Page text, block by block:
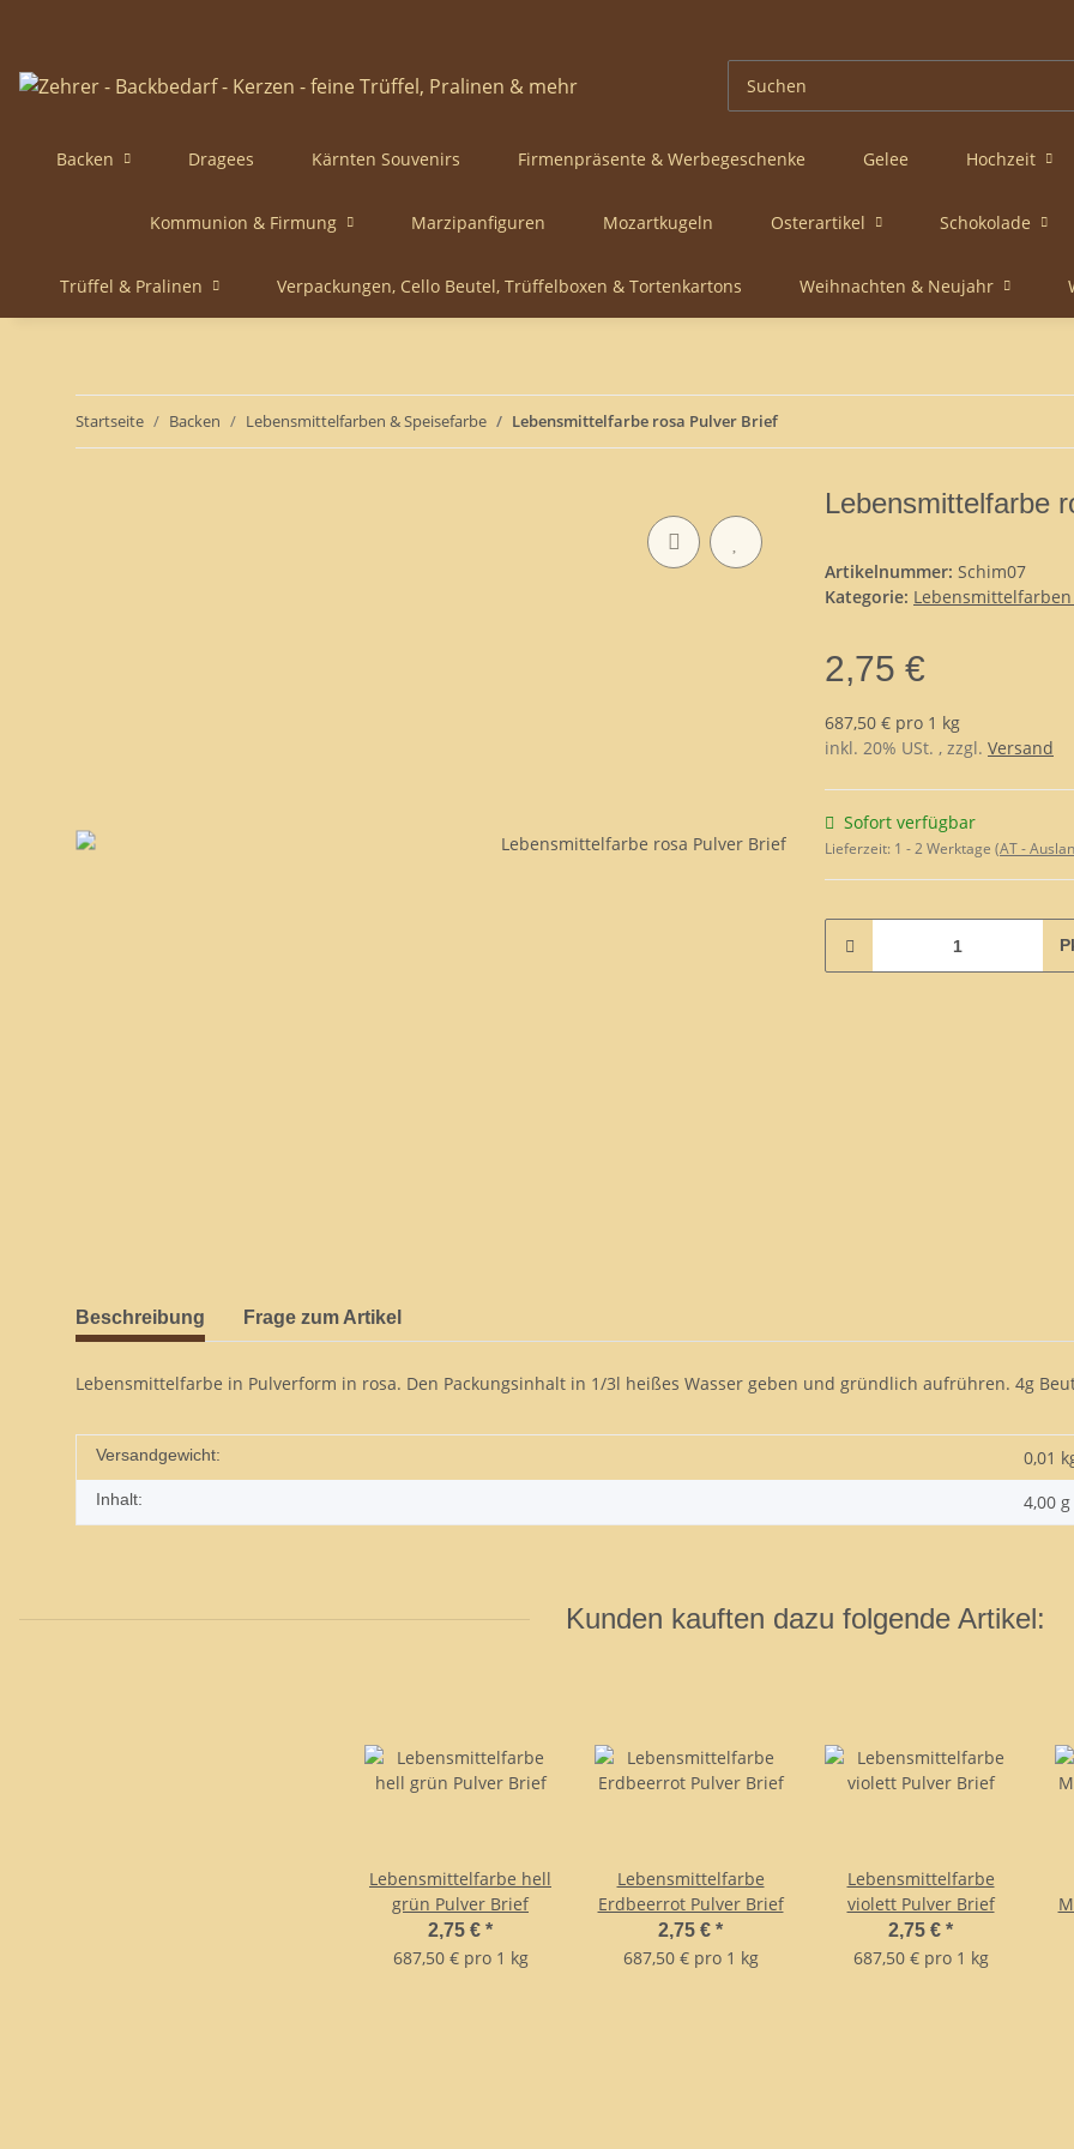
Backen Dragees Kärnten Souvenirs Firmenpräsente & Werbegeschenke Gelee Hochzeit
Kommunion & Firmung Marzipanfiguren Mozartkugeln Osterartikel Schokolade
Trüffel & Pralinen Verpackungen, Cello Beutel, Trüffelboxen & Tortenkartons Weihnachten & Neujahr
Startseite Backen Lebensmittelfarben & Speisefarbe Lebensmittelfarbe rosa Pulver Brief
Lebensmittelfarbe
Artikelnummer: Schim07
Kategorie:
2,75 €
687,50 € pro 1 kg
inkl. 20% USt. , zzgl. Versand
Sofort verfügbar
Lieferzeit: 1 - 2 Werktage (AT -
Beschreibung Frage zum Artikel
Lebensmittelfarbe in Pulverform in rosa. Den Packungsinhalt in 1/3l heißes Wasser geben und gründlich aufrühren. 4g
Versandgewicht: 0,01
Inhalt: 4,00 g
Kunden kauften dazu folgende Artikel:
Lebensmittelfarbe hell
grün Pulver Brief
2,75 € *
687,50 € pro 1 kg
Lebensmittelfarbe
Erdbeerrot Pulver Brief
2,75 € *
687,50 € pro 1 kg
Lebensmittelfarbe
violett Pulver Brief
2,75 € *
687,50 € pro 1 kg